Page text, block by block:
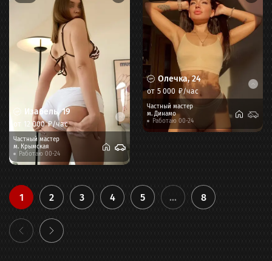
Изабель,19
от 12 000₽/час
Частный мастер
м. Крымская
Работаю 00-24
Олечка,24
от 5 000 ₽/час
Частный мастер
м. Динамо
Работаю 00-24
1 2 3 4 5 ... 8